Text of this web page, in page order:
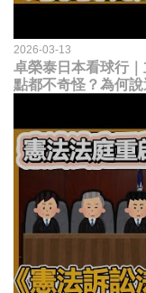
2026-03-13
卓榮泰日本看球行
點都不奇怪？為何